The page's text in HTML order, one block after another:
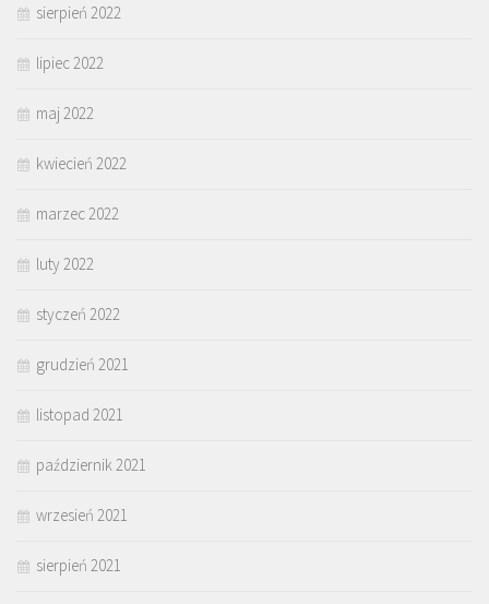
sierpień 2022
lipiec 2022
maj 2022
kwiecień 2022
marzec 2022
luty 2022
styczeń 2022
grudzień 2021
listopad 2021
październik 2021
wrzesień 2021
sierpień 2021